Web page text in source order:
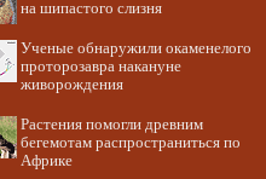
на шипастого слизня
Ученые обнаружили окаменелого
проторозавра накануне
живорождения
Растения помогли древним
бегемотам распространиться по
Африке